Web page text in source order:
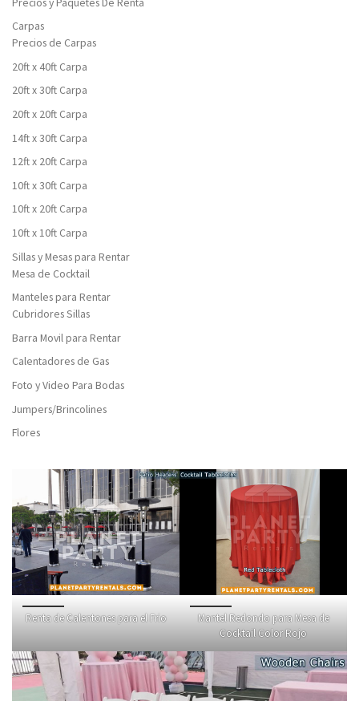
Carpas
Precios de Carpas
20ft x 40ft Carpa
20ft x 30ft Carpa
20ft x 20ft Carpa
14ft x 30ft Carpa
12ft x 20ft Carpa
10ft x 30ft Carpa
10ft x 20ft Carpa
10ft x 10ft Carpa
Sillas y Mesas para Rentar
Mesa de Cocktail
Manteles para Rentar
Cubridores Sillas
Barra Movil para Rentar
Calentadores de Gas
Foto y Video Para Bodas
Jumpers/Brincolines
Flores
Renta de Calentones para el Frio
Mantel Redondo para Mesa de
Cocktail Color Rojo